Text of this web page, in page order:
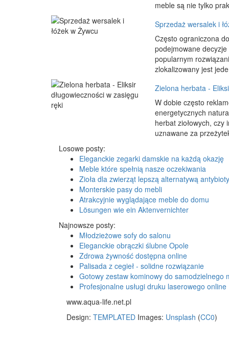
meble są nie tylko
Sprzedaż wersalek i
Często ograniczona
podejmowane
popularnym
zlokalizowany jest
Zielona herbata -
W dobie często
energetycznych
herbat ziołowych,
uznawane za
Losowe posty:
Eleganckie zegarki damskie na każdą okazję
Meble które spełnią nasze oczekiwania
Zioła dla zwierząt lepszą alternatywą
Monterskie pasy do mebli
Atrakcyjnie wyglądające meble do domu
Lösungen wie ein Aktenvernichter
Najnowsze posty:
Młodzieżowe sofy do salonu
Eleganckie obrączki ślubne Opole
Zdrowa żywność dostępna online
Palisada z cegieł - solidne rozwiązanie
Gotowy zestaw kominowy do samodzielnego
Profesjonalne usługi druku laserowego online
www.aqua-life.net.pl
Design: TEMPLATED Images: Unsplash (CC0)